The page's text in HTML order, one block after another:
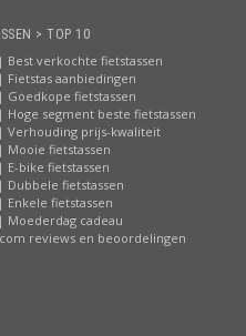
> TOP 10
Best verkochte fietstassen
Fietstas aanbiedingen
Goedkope fietstassen
Hoge segment beste fietstassen
Verhouding prijs-kwaliteit
Mooie fietstassen
E-bike fietstassen
Dubbele fietstassen
Enkele fietstassen
Moederdag cadeau
reviews en beoordelingen